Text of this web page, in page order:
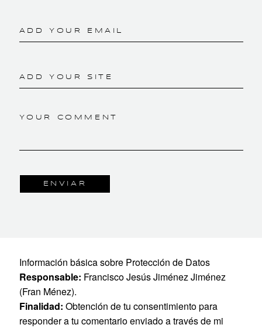
ADD YOUR EMAIL
ADD YOUR SITE
YOUR COMMENT
Información básica sobre Protección de Datos
Responsable: Francisco Jesús Jiménez Jiménez
(Fran Ménez).
Finalidad: Obtención de tu consentimiento para
responder a tu comentario enviado a través de mi